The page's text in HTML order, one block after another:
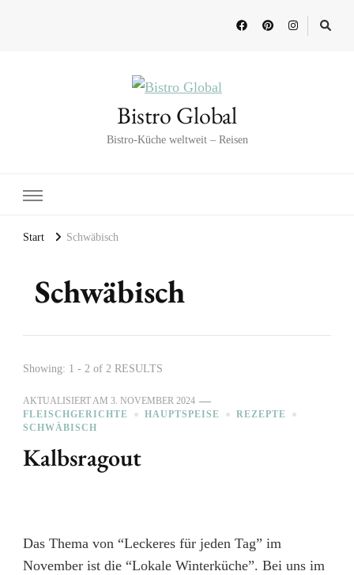
Bistro Global
Bistro-Küche weltweit – Reisen
Start Schwäbisch
Schwäbisch
Showing: 1 - 2 of 2 RESULTS
AKTUALISIERT AM 3. NOVEMBER 2024
FLEISCHGERICHTE
HAUPTSPEISE
REZEPTE
SCHWÄBISCH
Kalbsragout
Das Thema von “Leckeres für jeden Tag” im
November ist die “Lokale Winterküche”. Bei uns im